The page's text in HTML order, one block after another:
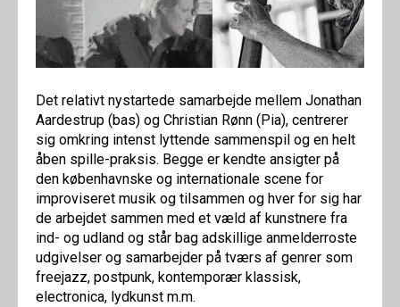
Det relativt nystartede samarbejde mellem Jonathan
Aardestrup (bas) og Christian Rønn (Pia), centrerer
sig omkring intenst lyttende sammenspil og en helt
åben spille-praksis. Begge er kendte ansigter på
den københavnske og internationale scene for
improviseret musik og tilsammen og hver for sig har
de arbejdet sammen med et væld af kunstnere fra
ind- og udland og står bag adskillige anmelderroste
udgivelser og samarbejder på tværs af genrer som
freejazz, postpunk, kontemporær klassisk,
electronica, lydkunst m.m.